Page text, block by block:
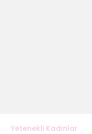
Yetenekli Kadınlar